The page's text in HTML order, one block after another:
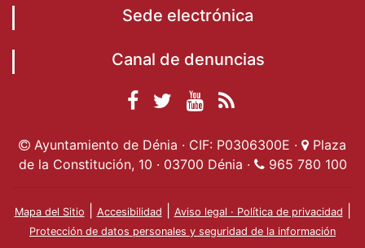
Sede electrónica
Canal de denuncias
Facebook
Ayuntamiento de
Dénia
Ayuntamiento de
Dénia
Ayuntamiento
de Dénia
Actualidad
Ayuntamiento de Dénia · CIF: P0306300E ·
Plaza
de la Constitución, 10 · 03700 Dénia ·
965 780 100
Mapa del Sitio Accesibilidad Aviso legal · Política de privacidad
Protección de datos personales y seguridad de la información